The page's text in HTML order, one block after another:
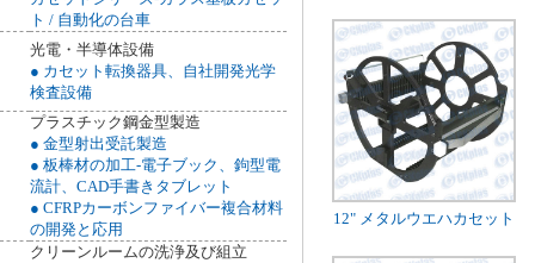
ト / 自動化の台車
光電・半導体設備
● カセット転換器具、自社開発光学
検査設備
プラスチック鋼金型製造
● 金型射出受託製造
● 板棒材の加工-電子ブック、鉤型電
流計、CAD手書きタブレット
● CFRPカーボンファイバー複合材料
の開発と応用
クリーンルームの洗浄及び組立
12" メタルウエハカセット